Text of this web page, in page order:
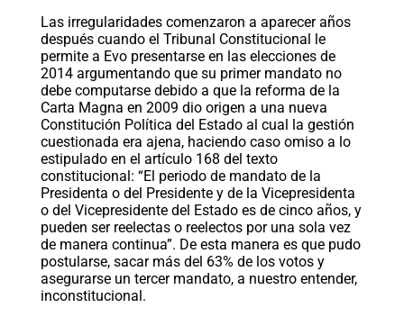
Las irregularidades comenzaron a aparecer años
después cuando el Tribunal Constitucional le
permite a Evo presentarse en las elecciones de
2014 argumentando que su primer mandato no
debe computarse debido a que la reforma de la
Carta Magna en 2009 dio origen a una nueva
Constitución Política del Estado al cual la gestión
cuestionada era ajena, haciendo caso omiso a lo
estipulado en el artículo 168 del texto
constitucional: “El periodo de mandato de la
Presidenta o del Presidente y de la Vicepresidenta
o del Vicepresidente del Estado es de cinco años, y
pueden ser reelectas o reelectos por una sola vez
de manera continua”. De esta manera es que pudo
postularse, sacar más del 63% de los votos y
asegurarse un tercer mandato, a nuestro entender,
inconstitucional.